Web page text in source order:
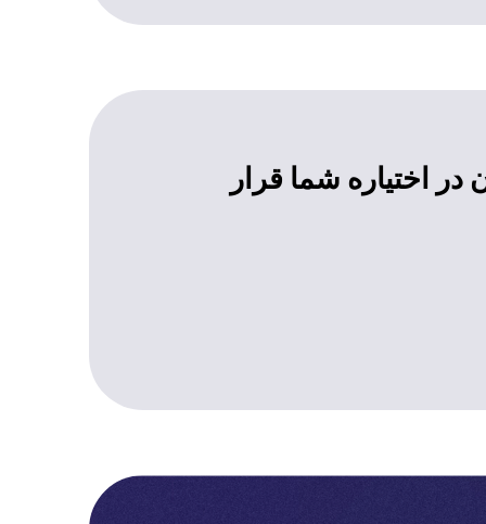
اختیاره شما قرار